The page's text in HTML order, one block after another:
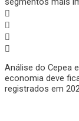
Análise do Cepea
economia deve
registrados em